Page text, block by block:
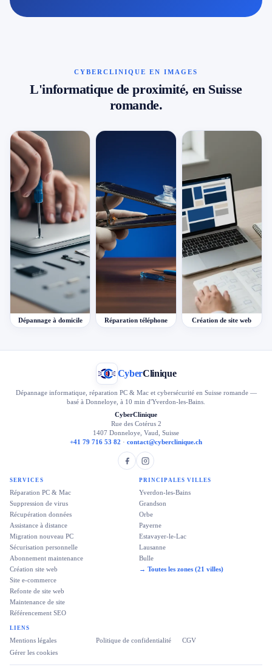
CYBERCLINIQUE EN IMAGES
L'informatique de proximité, en Suisse
romande.
Dépannage à domicile Réparation téléphone Création de site web
CyberClinique
Dépannage informatique, réparation PC & Mac et cybersécurité en Suisse romande —
basé à Donneloye, à 10 min d'Yverdon-les-Bains.
CyberClinique
Rue des Cotérus 2
1407 Donneloye, Vaud, Suisse
+41 79 716 53 82 · contact@cyberclinique.ch
SERVICES
Réparation PC & Mac
Suppression de virus
Récupération données
Assistance à distance
Migration nouveau PC
Sécurisation personnelle
Abonnement maintenance
Création site web
Site e-commerce
Refonte de site web
Maintenance de site
Référencement SEO
PRINCIPALES VILLES
Yverdon-les-Bains
Grandson
Orbe
Payerne
Estavayer-le-Lac
Lausanne
Bulle
→ Toutes les zones (21 villes)
LIENS
Mentions légales Politique de confidentialité
CGV
Gérer les cookies